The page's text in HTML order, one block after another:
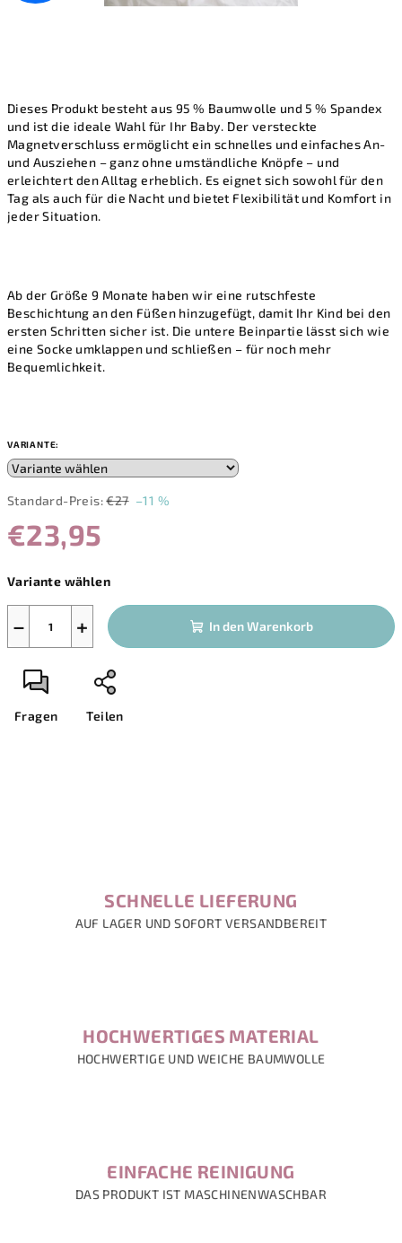
Dieses Produkt besteht aus 95 % Baumwolle und 5 % Spandex
und ist die ideale Wahl für Ihr Baby. Der versteckte
Magnetverschluss ermöglicht ein schnelles und einfaches An-
und Ausziehen – ganz ohne umständliche Knöpfe – und
erleichtert den Alltag erheblich. Es eignet sich sowohl für den
Tag als auch für die Nacht und bietet Flexibilität und Komfort in
jeder Situation.
Ab der Größe 9 Monate haben wir eine rutschfeste
Beschichtung an den Füßen hinzugefügt, damit Ihr Kind bei den
ersten Schritten sicher ist. Die untere Beinpartie lässt sich wie
eine Socke umklappen und schließen – für noch mehr
Bequemlichkeit.
VARIANTE:
Standard-Preis: €27 –11 %
€23,95
Variante wählen
+
− In den Warenkorb
Fragen Teilen
SCHNELLE LIEFERUNG
AUF LAGER UND SOFORT VERSANDBEREIT
HOCHWERTIGES MATERIAL
HOCHWERTIGE UND WEICHE BAUMWOLLE
EINFACHE REINIGUNG
DAS PRODUKT IST MASCHINENWASCHBAR